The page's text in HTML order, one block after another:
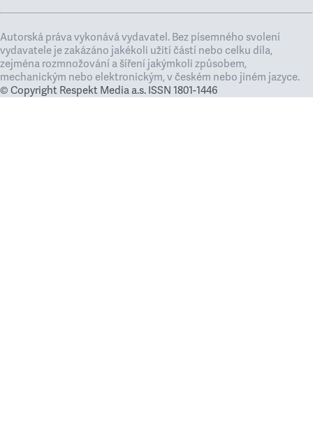
Autorská práva vykonává vydavatel. Bez písemného svolení
vydavatele je zakázáno jakékoli užití částí nebo celku díla,
zejména rozmnožování a šíření jakýmkoli způsobem,
mechanickým nebo elektronickým, v českém nebo jiném jazyce.
© Copyright Respekt Media a.s. ISSN 1801-1446